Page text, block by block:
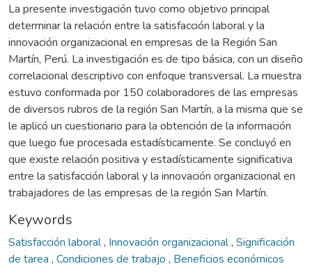
La presente investigación tuvo como objetivo principal
determinar la relación entre la satisfacción laboral y la
innovación organizacional en empresas de la Región San
Martín, Perú. La investigación es de tipo básica, con un diseño
correlacional descriptivo con enfoque transversal. La muestra
estuvo conformada por 150 colaboradores de las empresas
de diversos rubros de la región San Martín, a la misma que se
le aplicó un cuestionario para la obtención de la información
que luego fue procesada estadísticamente. Se concluyó en
que existe relación positiva y estadísticamente significativa
entre la satisfacción laboral y la innovación organizacional en
trabajadores de las empresas de la región San Martín.
Keywords
Satisfacción laboral, Innovación organizacional, Significación
de tarea , Condiciones de trabajo , Beneficios económicos